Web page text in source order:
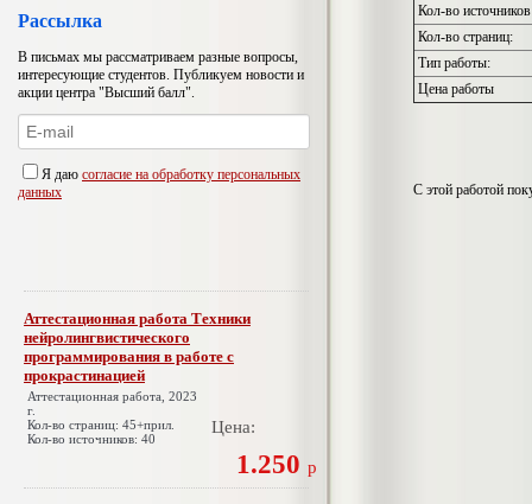
Рассылка
В письмах мы рассматриваем разные вопросы,
интересующие студентов. Публикуем новости и
акции центра "Высший балл".
Я даю согласие на обработку персональных
данных
Аттестационная работа Техники
нейролингвистического
программирования в работе с
прокрастинацией
Аттестационная работа, 2023
г.
Кол-во страниц: 45+прил.
Кол-во источников: 40
Цена:
1.250 р
Кол-во
Кол-во страниц:
Тип работы:
Цена работы
С этой работой